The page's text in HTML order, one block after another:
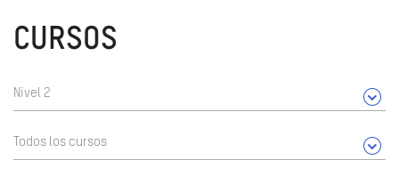
CURSOS
Nivel 2
Todos los cursos